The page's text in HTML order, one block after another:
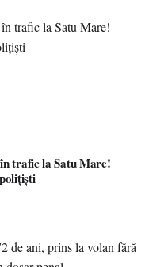
trafic la Satu Mare!